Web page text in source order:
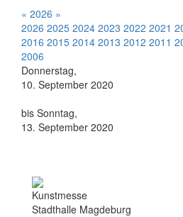
« 2026 »
2026 2025 2024 2023 2022 2021
2016 2015 2014 2013 2012 2011
2006
Donnerstag,
10. September 2020
bis Sonntag,
13. September 2020
Kunstmesse
Stadthalle Magdeburg